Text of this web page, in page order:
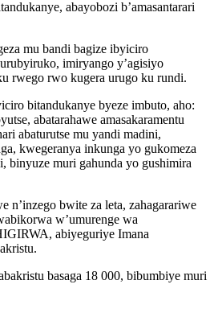
abayobozi b’amasantarari
mu bandi bagize ibyiciro
imiryango y’agisiyo
rwego rwo kugera urugo ku rundi.
bitandukanye byeze imbuto, aho:
abatarahawe amasakaramentu
abaturutse mu yandi madini,
kwegeranya inkunga yo gukomeza
binyuze muri gahunda yo gushimira
n’inzego bwite za leta, zahagarariwe
w’umurenge wa
abiyeguriye Imana
basaga 18 000, bibumbiye muri